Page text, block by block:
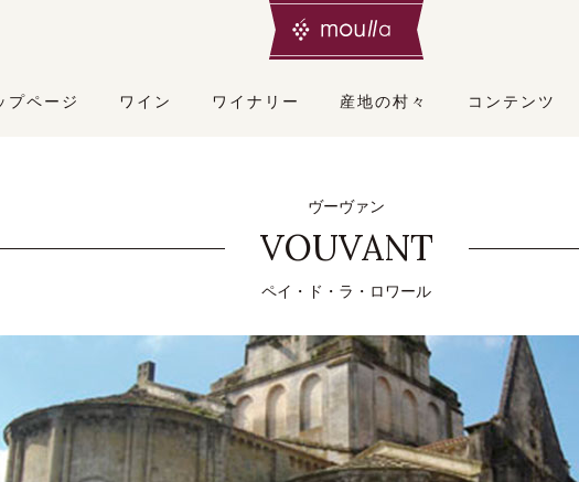
プページ ワイン ワイナリー 産地の村々 コンテンツ
ヴーヴァン
VOUVANT
ペイ・ド・ラ・ロワール